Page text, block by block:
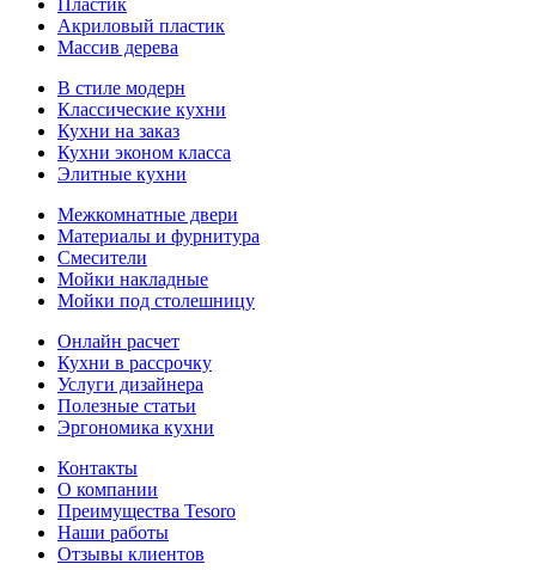
Акриловый пластик
Массив дерева
В стиле модерн
Классические кухни
Кухни на заказ
Кухни эконом класса
Элитные кухни
Межкомнатные двери
Материалы и фурнитура
Смесители
Мойки накладные
Мойки под столешницу
Онлайн расчет
Кухни в рассрочку
Услуги дизайнера
Полезные статьи
Эргономика кухни
Контакты
О компании
Преимущества Tesoro
Наши работы
Отзывы клиентов